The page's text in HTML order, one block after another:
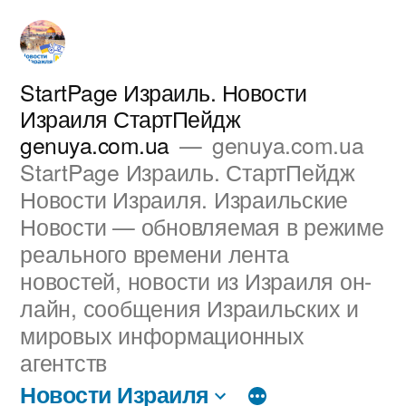
Перейти
содержимому
StartPage Израиль. Новости
Израиля СтартПейдж
genuya.com.ua
genuya.com.ua
StartPage Израиль. СтартПейдж
Новости Израиля. Израильские
Новости — обновляемая в режиме
реального времени лента
новостей, новости из Израиля он-
лайн, сообщения Израильских и
мировых информационных
агентств
Новости Израиля